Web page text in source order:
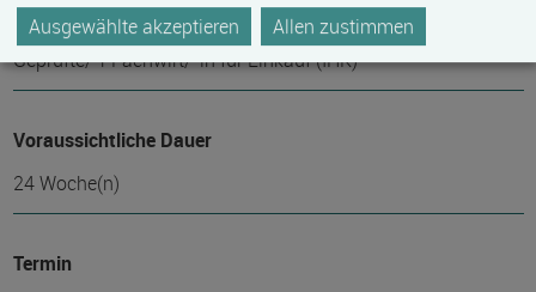
Nähere Bezeichnung des Abschlusses
Geprüfte/-r Fachwirt/-in für Einkauf (IHK)
Voraussichtliche Dauer
24 Woche(n)
Termin
Ausgewählte akzeptieren Allen zustimmen